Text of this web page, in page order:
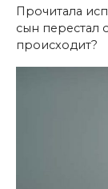
Прочитала
сын перестал
происходит?